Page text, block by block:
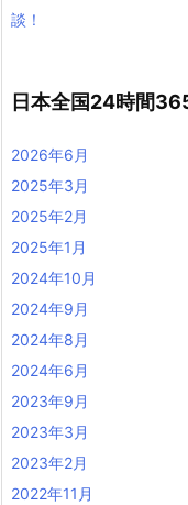
談！
日本全国24時間
2026年6月
2025年3月
2025年2月
2025年1月
2024年10月
2024年9月
2024年8月
2024年6月
2023年9月
2023年3月
2023年2月
2022年11月